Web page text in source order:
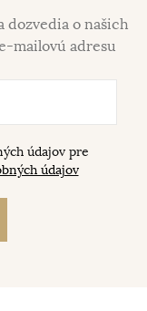
dozvedia o našich
mailovú adresu
údajov pre
údajov